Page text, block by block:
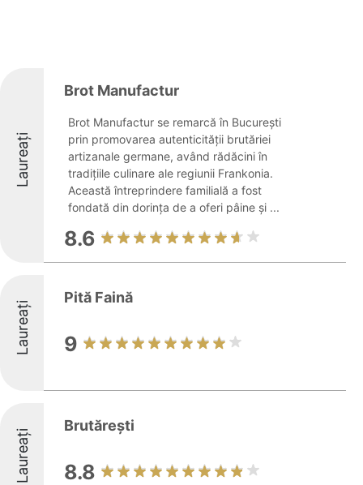
Laureați
Brot Manufactur
Brot Manufactur se remarcă în București
prin promovarea autenticității brutăriei
artizanale germane, având rădăcini în
tradițiile culinare ale regiunii Frankonia.
Această întreprindere familială a fost
fondată din dorința de a oferi pâine și ...
8.6
Laureați
Pită Faină
9
Laureați
Brutărești
8.8